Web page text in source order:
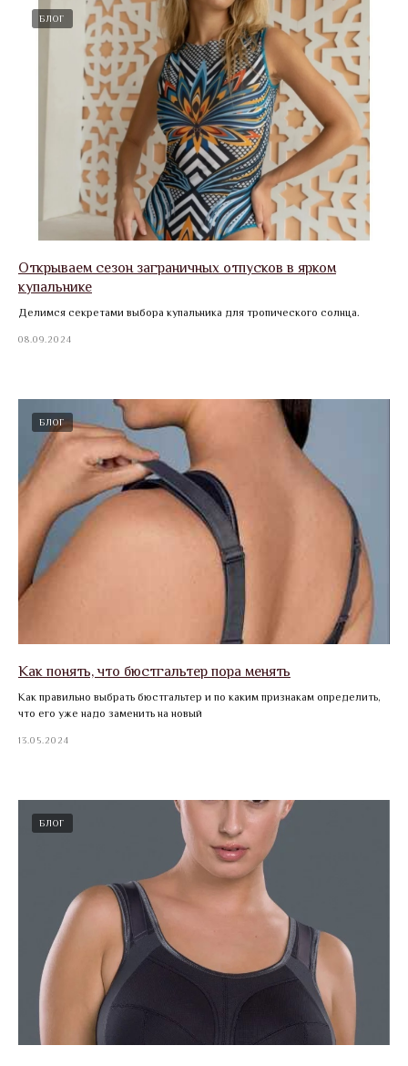
БЛОГ
Открываем сезон заграничных отпусков в ярком
купальнике
Делимся секретами выбора купальника для тропического солнца.
08.09.2024
БЛОГ
Как понять, что бюстгальтер пора менять
Как правильно выбрать бюстгальтер и по каким признакам определить,
что его уже надо заменить на новый
13.05.2024
БЛОГ